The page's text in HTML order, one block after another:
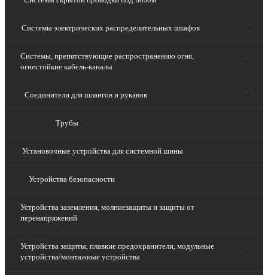
Системы электрических распределительных шкафов
Системы, препятствующие распространению огня,
огнестойкие кабель-каналы
Соединители для шлангов и рукавов
Трубы
Установочные устройства для системной шины
Устройства безопасности
Устройства заземления, молниезащиты и защиты от
перенапряжений
Устройства защиты, плавкие предохранители, модульные
устройства/монтажные устройства